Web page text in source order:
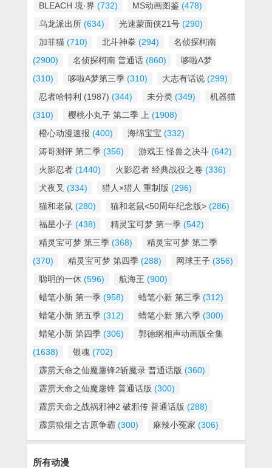
BLEACH 境·界 (732) MS动画图鉴 (478)
乌龙派出所 (634) 光速蒙面侠21号 (290)
加菲猫 (710) 北斗神拳 (294)
名侦探柯南
(2900)
名侦探柯南 普通话 (860)
哆啦A梦
(310)
哆啦A梦第三季 (310) 大志有话说 (299)
忍者哈特利 (1987) (344) 未分类 (349)
机器猫
(310)
樱桃小丸子 第二季 上 (1908)
橙心动漫速报 (400) 海绵宝宝 (332)
涛哥测评 第二季 (356) 游戏王 怪兽之决斗 (642)
火影忍者 (1440) 火影忍者 经典战役之卷 (336)
犬夜叉 (334) 猎人×猎人 重制版 (296)
猫和老鼠 (280) 猫和老鼠<50周年纪念版> (286)
福星小子 (438) 精灵宝可梦 第一季 (542)
精灵宝可梦 第三季 (368)
精灵宝可梦 第二季
(370)
精灵宝可梦 第四季 (288) 网球王子 (356)
聪明的一休 (596) 航海王 (900)
蜡笔小新 第一季 (958) 蜡笔小新 第三季 (312)
蜡笔小新 第五季 (312) 蜡笔小新 第六季 (300)
蜡笔小新 第四季 (306)
郭德纲相声动画版全集
(1638)
银魂 (702)
霹雳天命之仙魔鏖锋2斩魔录 普通话版 (360)
霹雳天命之仙魔鏖锋 普通话版 (300)
霹雳天命之战祸邪神2 破邪传 普通话版 (288)
霹雳狼烟之古原争霸 (300) 麻辣小冤家 (306)
所有动漫